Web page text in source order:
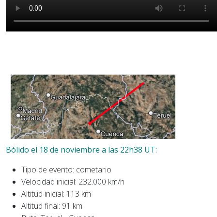
Bólido el 18 de noviembre a las 22h38 UT:
Tipo de evento: cometario
Velocidad inicial: 232.000 km/h
Altitud inicial: 113 km
Altitud final: 91 km